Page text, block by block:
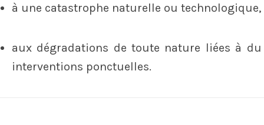
à une catastrophe naturelle ou technologique,
aux dégradations de toute nature liées à
interventions ponctuelles.